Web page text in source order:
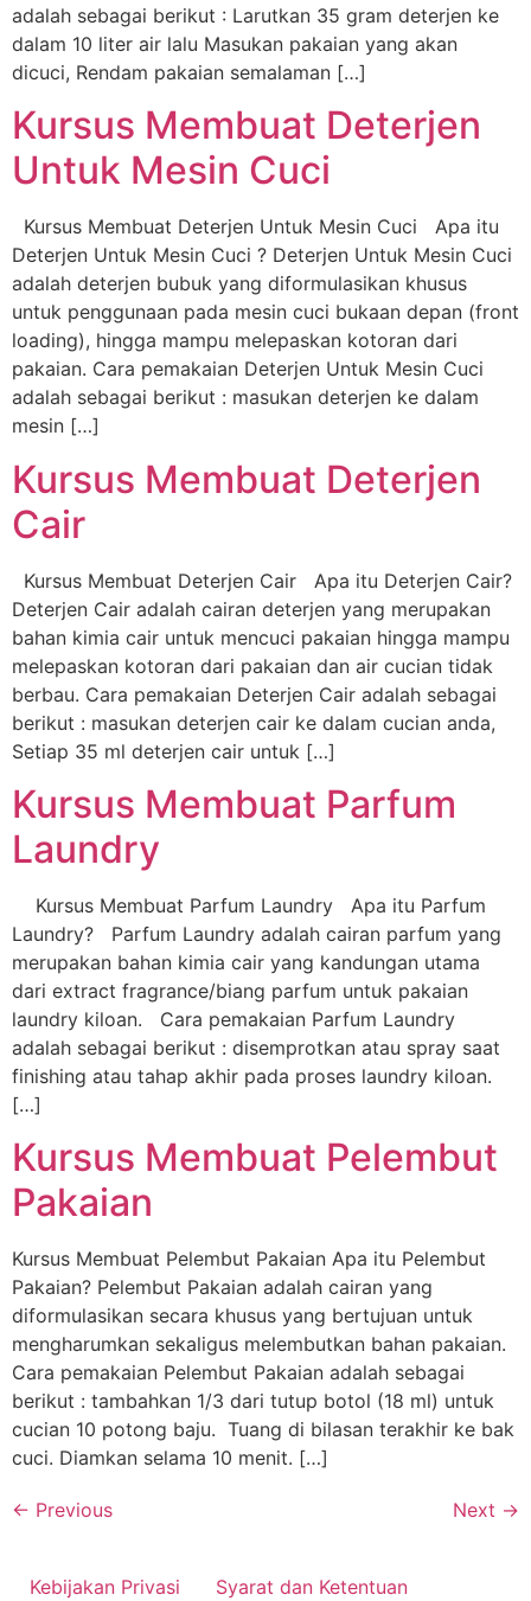
adalah sebagai berikut : Larutkan 35 gram deterjen ke
dalam 10 liter air lalu Masukan pakaian yang akan
dicuci, Rendam pakaian semalaman […]
Kursus Membuat Deterjen
Untuk Mesin Cuci
Kursus Membuat Deterjen Untuk Mesin Cuci Apa itu
Deterjen Untuk Mesin Cuci ? Deterjen Untuk Mesin Cuci
adalah deterjen bubuk yang diformulasikan khusus
untuk penggunaan pada mesin cuci bukaan depan (front
loading), hingga mampu melepaskan kotoran dari
pakaian. Cara pemakaian Deterjen Untuk Mesin Cuci
adalah sebagai berikut : masukan deterjen ke dalam
mesin […]
Kursus Membuat Deterjen
Cair
Kursus Membuat Deterjen Cair Apa itu Deterjen Cair?
Deterjen Cair adalah cairan deterjen yang merupakan
bahan kimia cair untuk mencuci pakaian hingga mampu
melepaskan kotoran dari pakaian dan air cucian tidak
berbau. Cara pemakaian Deterjen Cair adalah sebagai
berikut : masukan deterjen cair ke dalam cucian anda,
Setiap 35 ml deterjen cair untuk […]
Kursus Membuat Parfum
Laundry
Kursus Membuat Parfum Laundry Apa itu Parfum
Laundry? Parfum Laundry adalah cairan parfum yang
merupakan bahan kimia cair yang kandungan utama
dari extract fragrance/biang parfum untuk pakaian
laundry kiloan. Cara pemakaian Parfum Laundry
adalah sebagai berikut : disemprotkan atau spray saat
finishing atau tahap akhir pada proses laundry kiloan.
[…]
Kursus Membuat Pelembut
Pakaian
Kursus Membuat Pelembut Pakaian Apa itu Pelembut
Pakaian? Pelembut Pakaian adalah cairan yang
diformulasikan secara khusus yang bertujuan untuk
mengharumkan sekaligus melembutkan bahan pakaian.
Cara pemakaian Pelembut Pakaian adalah sebagai
berikut : tambahkan 1/3 dari tutup botol (18 ml) untuk
cucian 10 potong baju. Tuang di bilasan terakhir ke bak
cuci. Diamkan selama 10 menit. […]
← Previous Next →
Kebijakan Privasi Syarat dan Ketentuan